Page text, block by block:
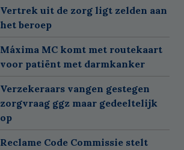
Vertrek uit de zorg ligt zelden aan
het beroep
Máxima MC komt met routekaart
voor patiënt met darmkanker
Verzekeraars vangen gestegen
zorgvraag ggz maar gedeeltelijk
op
Reclame Code Commissie stelt